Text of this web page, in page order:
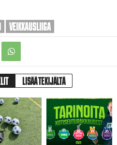
VEIKKAUSLIIGA
LISÄÄ TEKIJÄLTÄ